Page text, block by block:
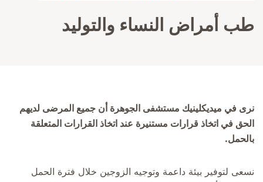
طب أمراض النساء والتوليد
نرى في ميديكلينيك مستشفى الجوهرة أن جميع المرضى لديهم
الحق في اتخاذ قرارات مستنيرة عند اتخاذ القرارات المتعلقة
بالحمل.
نسعى لتوفير بيئة داعمة وتوجيه الزوجين خلال فترة الحمل